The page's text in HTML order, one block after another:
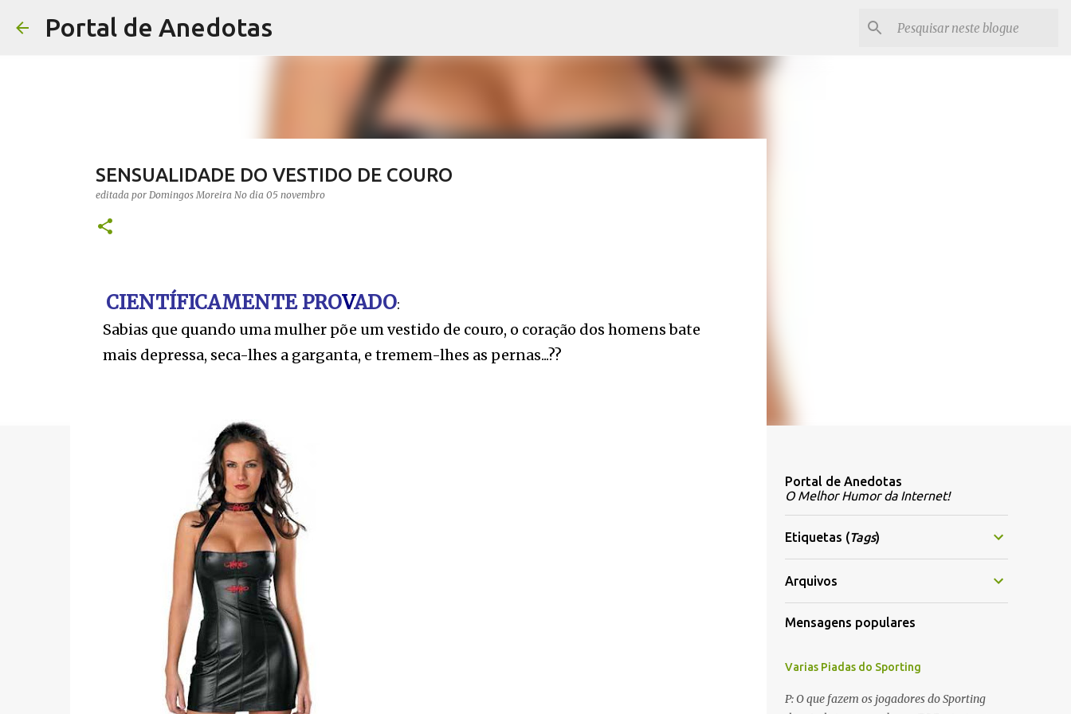
Portal de Anedotas
SENSUALIDADE DO VESTIDO DE COURO
editada por Domingos Moreira No dia 05 novembro
CIENTÍFICAMENTE PROVADO:
Sabias que quando uma mulher põe um vestido de couro, o coração dos homens bate
mais depressa, seca-lhes a garganta, e tremem-lhes as pernas...??
Portal de Anedotas
O Melhor Humor da Internet!
Etiquetas (Tags)
Arquivos
Mensagens populares
Varias Piadas do Sporting
P: O que fazem os jogadores do Sporting